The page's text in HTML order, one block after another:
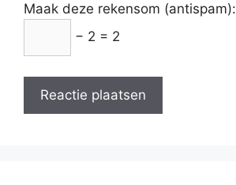
Maak deze rekensom (antispam):
− 2 = 2